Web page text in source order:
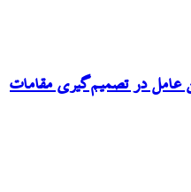
عامل در تصمیم‌گیری مقامات